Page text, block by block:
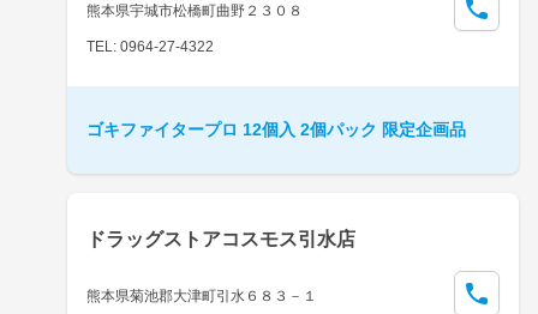
熊本県宇城市松橋町曲野２３０８
TEL: 0964-27-4322
ゴキファイタープロ 12個入 2個パック 限定企画品
ドラッグストアコスモス引水店
熊本県菊池郡大津町引水６８３－１